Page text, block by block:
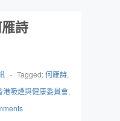
詩
- Tagged:何雁詩,
港吸煙與健康委員會,